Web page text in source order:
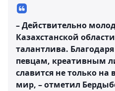
– Действительно
Казахстанской
талантлива.
певцам, креативным
славится не только на
мир, – отметил